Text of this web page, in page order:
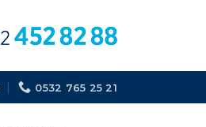
0532 765 25 21